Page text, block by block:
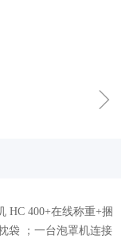
ꁇ
HC 400+在线称重+捆
袋 ；一台泡罩机连接